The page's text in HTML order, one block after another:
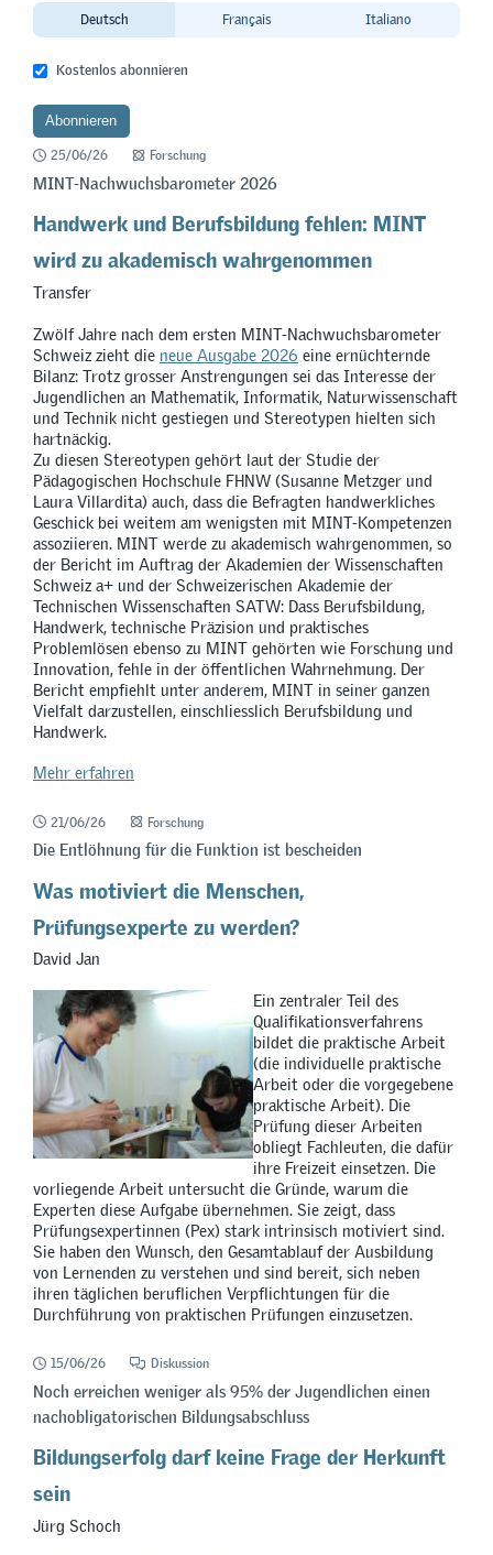
Deutsch
Français Italiano
Kostenlos abonnieren
25/06/26 Forschung
MINT-Nachwuchsbarometer 2026
Handwerk und Berufsbildung fehlen: MINT
wird zu akademisch wahrgenommen
Transfer
Zwölf Jahre nach dem ersten MINT-Nachwuchsbarometer
Schweiz zieht die neue Ausgabe 2026 eine ernüchternde
Bilanz: Trotz grosser Anstrengungen sei das Interesse der
Jugendlichen an Mathematik, Informatik, Naturwissenschaft
und Technik nicht gestiegen und Stereotypen hielten sich
hartnäckig.
Zu diesen Stereotypen gehört laut der Studie der
Pädagogischen Hochschule FHNW (Susanne Metzger und
Laura Villardita) auch, dass die Befragten handwerkliches
Geschick bei weitem am wenigsten mit MINT-Kompetenzen
assoziieren. MINT werde zu akademisch wahrgenommen, so
der Bericht im Auftrag der Akademien der Wissenschaften
Schweiz a+ und der Schweizerischen Akademie der
Technischen Wissenschaften SATW: Dass Berufsbildung,
Handwerk, technische Präzision und praktisches
Problemlösen ebenso zu MINT gehörten wie Forschung und
Innovation, fehle in der öffentlichen Wahrnehmung. Der
Bericht empfiehlt unter anderem, MINT in seiner ganzen
Vielfalt darzustellen, einschliesslich Berufsbildung und
Handwerk.
Mehr erfahren
21/06/26 Forschung
Die Entlöhnung für die Funktion ist bescheiden
Was motiviert die Menschen,
Prüfungsexperte zu werden?
David Jan
Ein zentraler Teil des
Qualifikationsverfahrens
bildet die praktische Arbeit
(die individuelle praktische
Arbeit oder die vorgegebene
praktische Arbeit). Die
Prüfung dieser Arbeiten
obliegt Fachleuten, die dafür
ihre Freizeit einsetzen. Die
vorliegende Arbeit untersucht die Gründe, warum die
Experten diese Aufgabe übernehmen. Sie zeigt, dass
Prüfungsexpertinnen (Pex) stark intrinsisch motiviert sind.
Sie haben den Wunsch, den Gesamtablauf der Ausbildung
von Lernenden zu verstehen und sind bereit, sich neben
ihren täglichen beruflichen Verpflichtungen für die
Durchführung von praktischen Prüfungen einzusetzen.
15/06/26 Diskussion
Noch erreichen weniger als 95% der Jugendlichen einen
nachobligatorischen Bildungsabschluss
Bildungserfolg darf keine Frage der Herkunft
sein
Jürg Schoch